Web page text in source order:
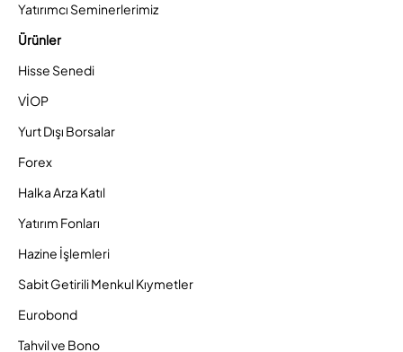
Yatırımcı Seminerlerimiz
Ürünler
Hisse Senedi
VİOP
Yurt Dışı Borsalar
Forex
Halka Arza Katıl
Yatırım Fonları
Hazine İşlemleri
Sabit Getirili Menkul Kıymetler
Eurobond
Tahvil ve Bono